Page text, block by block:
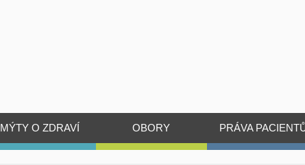
MÝTY O ZDRAVÍ OBORY PRÁVA